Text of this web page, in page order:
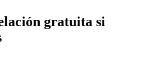
gratuita si